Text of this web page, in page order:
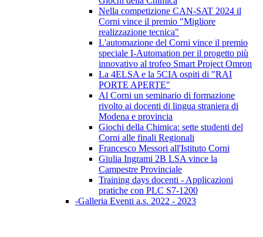
Nella competizione CAN-SAT 2024 il
Corni vince il premio "Migliore
realizzazione tecnica"
L'automazione del Corni vince il premio
speciale I-Automation per il progetto più
innovativo al trofeo Smart Project Omron
La 4ELSA e la 5CIA ospiti di "RAI
PORTE APERTE"
Al Corni un seminario di formazione
rivolto ai docenti di lingua straniera di
Modena e provincia
Giochi della Chimica: sette studenti del
Corni alle finali Regionali
Francesco Messori all'Istituto Corni
Giulia Ingrami 2B LSA vince la
Campestre Provinciale
Training days docenti - Applicazioni
pratiche con PLC S7-1200
-Galleria Eventi a.s. 2022 - 2023